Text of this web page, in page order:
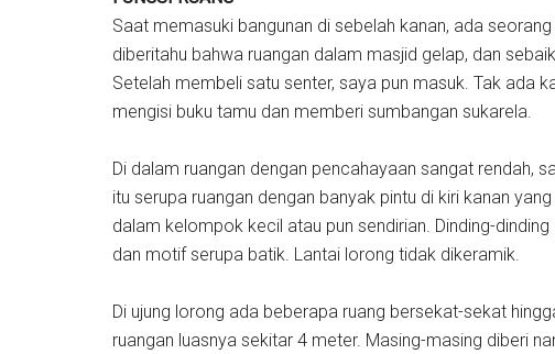
Saat memasuki bangunan di sebelah kanan, ada
diberitahu bahwa ruangan dalam masjid gelap, dan
Setelah membeli satu senter, saya pun masuk. Tak ada
mengisi buku tamu dan memberi sumbangan sukarela.
Di dalam ruangan dengan pencahayaan sangat rendah,
itu serupa ruangan dengan banyak pintu di kiri kanan
dalam kelompok kecil atau pun sendirian. Dinding-
dan motif serupa batik. Lantai lorong tidak dikeramik.
Di ujung lorong ada beberapa ruang bersekat-sekat
ruangan luasnya sekitar 4 meter. Masing-masing diberi